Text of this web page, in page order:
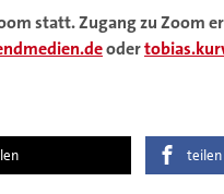
statt. Zugang zu Zoom
oder
teilen